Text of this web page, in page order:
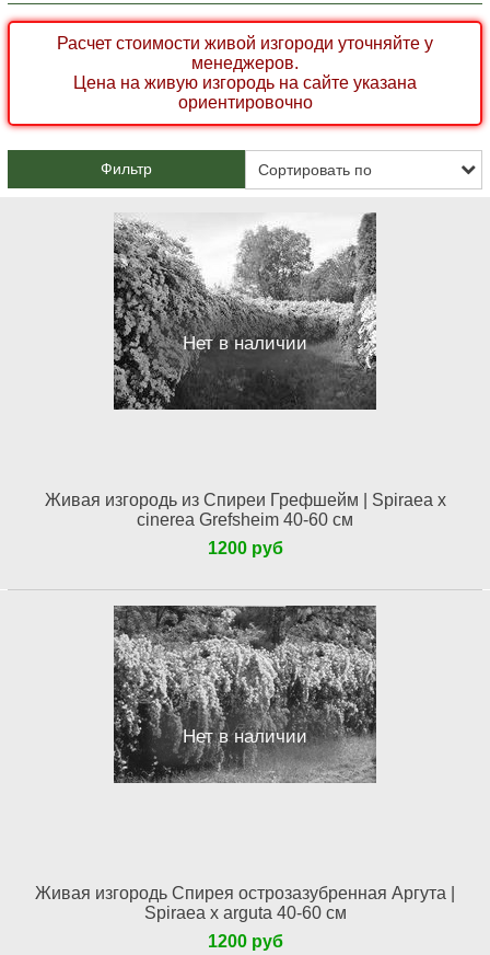
Расчет стоимости живой изгороди уточняйте у
менеджеров.
Цена на живую изгородь на сайте указана
ориентировочно
Фильтр
Нет в наличии
Живая изгородь из Спиреи Грефшейм | Spiraea x
cinerea Grefsheim 40-60 см
1200 руб
Нет в наличии
Живая изгородь Спирея острозазубренная Аргута |
Spiraea x arguta 40-60 см
1200 руб